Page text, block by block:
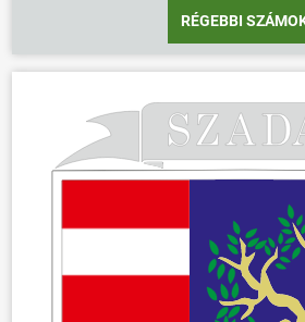
RÉGEBBI